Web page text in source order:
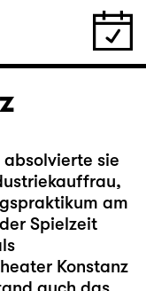
sie
am
Spielzeit
Konstanz